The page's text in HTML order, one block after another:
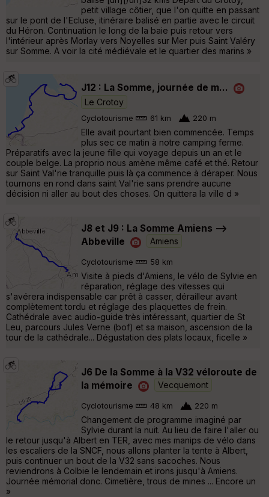
petit village côtier, que l'on quitte en passant
sur le pont de l'Ecluse, itinéraire balisé en partie avec le circuit
du Héron. Continuation le long de la baie puis retour vers
l'intérieur après Morlay vers Noyelles sur Mer puis Saint Valéry
sur Somme. A voir la cité médiévale et le quartier des marins »
J12 : La Somme, journée de m...
Le Crotoy
Cyclotourisme 61 km 220 m
Elle avait pourtant bien commencée. Temps
plus sec ce matin à notre camping ferme.
Préparatifs avec la jeune fille qui voyage depuis un an et le
couple belge. La proprio nous amène même café et thé. Retour
sur Saint Val'rie tranquille puis là ça commence à déraper. Nous
tournons en rond dans saint Val'rie sans prendre aucune
décision ni aller au bout des choses. On quittera la ville d »
J8 et J9 : La Somme Amiens -->
Abbeville
Amiens
Cyclotourisme 58 km
Visite à pieds d'Amiens, le vélo de Sylvie en
réparation, réglage des vitesses qui
s'avérera indispensable car prêt à casser, dérailleur avant
complètement tordu et réglage des plaquettes de frein.
Cathédrale avec audio-guide très intéressant, quartier de St
Leu, parcours Jules Verne (bof) et sa maison, ascension de la
tour de la cathédrale... Dégustation des plats locaux, ficelle »
J6 De la Somme à la V32 véloroute de
la mémoire
Vecquemont
Cyclotourisme 48 km 220 m
Changement de programme imaginé par
Sylvie durant la nuit. Au lieu de faire l'aller ou
le retour jusqu'à Albert en TER, avec mes manips de vélo dans
les escaliers de la SNCF, nous allons planter la tente à Albert,
puis continuer un bout de la V32 sans sacoches. Nous
reviendrons à Colbie le lendemain et irons jusqu'à Amiens.
Journée mémorial donc. Cimetière, trous de mines ... Encore un
»